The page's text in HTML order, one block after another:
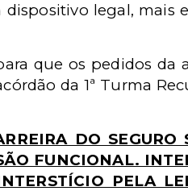
legal, mais
que os pedidos da
da 1ª Turma
DO SEGURO
FUNCIONAL.
PELA